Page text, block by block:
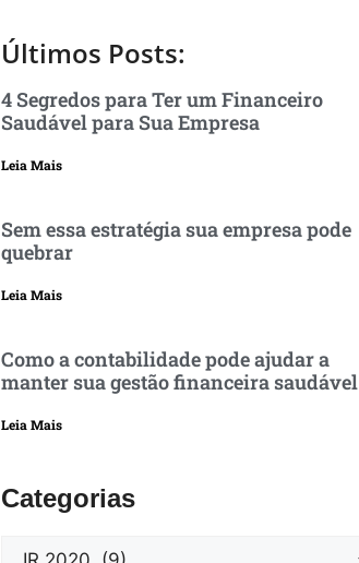
Últimos Posts:
4 Segredos para Ter um Financeiro
Saudável para Sua Empresa
Leia Mais
Sem essa estratégia sua empresa pode
quebrar
Leia Mais
Como a contabilidade pode ajudar a
manter sua gestão financeira saudável
Leia Mais
Categorias